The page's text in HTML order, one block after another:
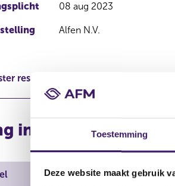
Toestemming
Deze website maakt gebruik
08 aug 2023
Alfen N.V.
resultaat
in aantallen
Aantal aandelen